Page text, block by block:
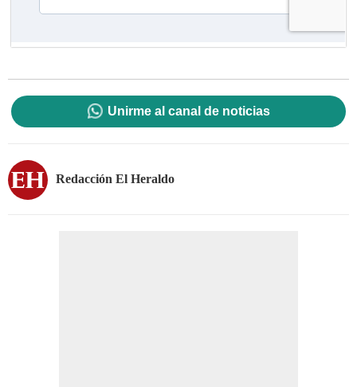
Unirme al canal de noticias
Redacción El Heraldo